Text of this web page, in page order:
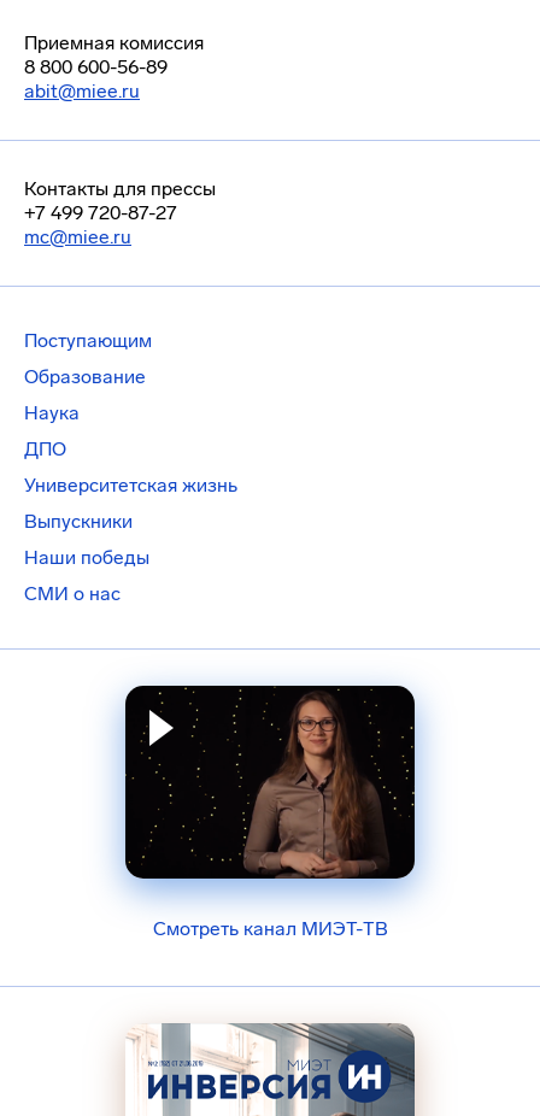
Приемная комиссия
8 800 600-56-89
abit@miee.ru
Контакты для прессы
+7 499 720-87-27
mc@miee.ru
Поступающим
Образование
Наука
ДПО
Университетская жизнь
Выпускники
Наши победы
СМИ о нас
Смотреть канал МИЭТ-ТВ